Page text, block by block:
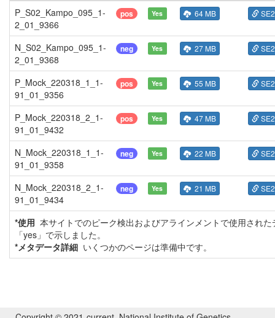
P_S02_Kampo_095_1-
2_01_9366
pos Yes 64 MB
N_S02_Kampo_095_1-
2_01_9368
neg Yes 27 MB
P_Mock_220318_1_1-
91_01_9356
pos Yes 55 MB
P_Mock_220318_2_1-
91_01_9432
pos Yes 47 MB
N_Mock_220318_1_1-
91_01_9358
neg Yes 22 MB
N_Mock_220318_2_1-
91_01_9434
neg Yes 21 MB
*使用 本サイトでのピーク検出およびアラインメントで使用された
「yes」で示しました。
*メタデータ詳細 いくつかのページは準備中です。